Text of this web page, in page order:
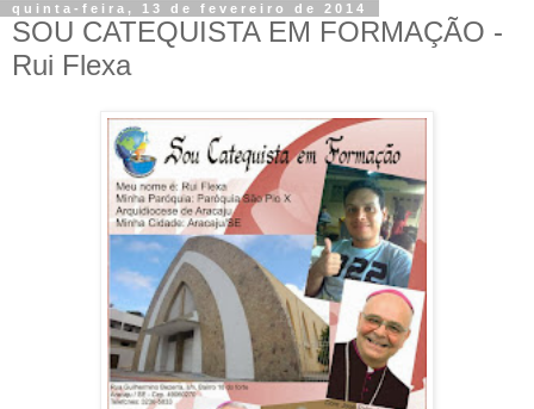
quinta-feira, 13 de fevereiro de 2014
SOU CATEQUISTA EM FORMAÇÃO -
Rui Flexa